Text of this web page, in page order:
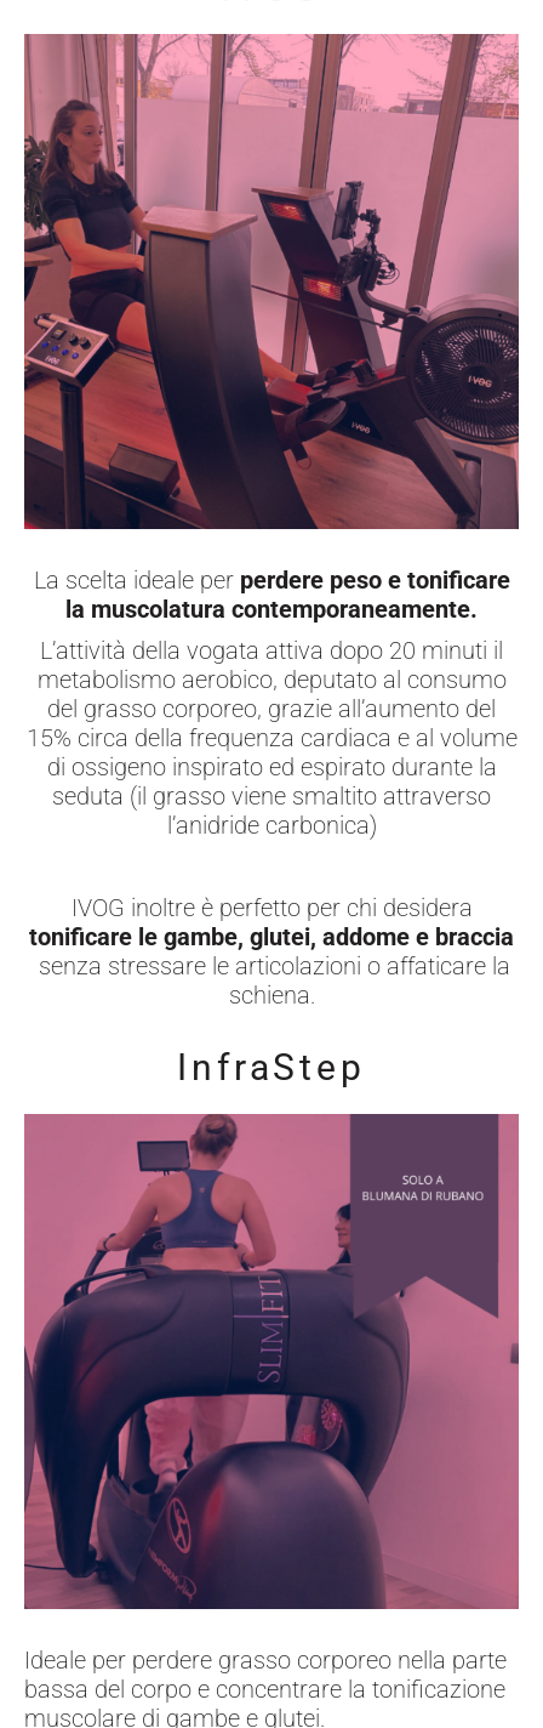
La scelta ideale per perdere peso e tonificare
la muscolatura contemporaneamente.
L’attività della vogata attiva dopo 20 minuti il
metabolismo aerobico, deputato al consumo
del grasso corporeo, grazie all’aumento del
15% circa della frequenza cardiaca e al volume
di ossigeno inspirato ed espirato durante la
seduta (il grasso viene smaltito attraverso
l’anidride carbonica)
IVOG inoltre è perfetto per chi desidera
tonificare le gambe, glutei, addome e braccia
senza stressare le articolazioni o affaticare la
schiena.
Ideale per perdere grasso corporeo nella parte
bassa del corpo e concentrare la tonificazione
muscolare di gambe e glutei.
InfraStep